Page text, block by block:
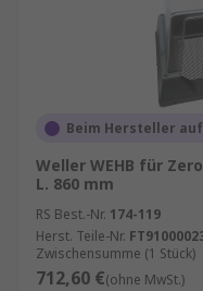
Beim Hersteller
Weller WEHB für
L. 860 mm
RS Best.-Nr. 174-119
Herst. Teile-Nr.
Zwischensumme (1 Stück)
712,60 €(ohne MwSt.)